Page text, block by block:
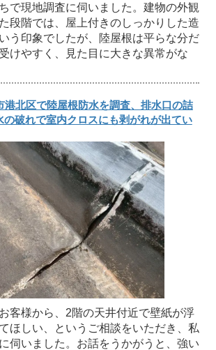
で現地調査に伺いました。建物の外観
段階では、屋上付きのしっかりした造
う印象でしたが、陸屋根は平らな分だ
けやすく、見た目に大きな異常がな
港北区で陸屋根防水を調査、排水口の詰
の破れで室内クロスにも剥がれが出てい
客様から、2階の天井付近で壁紙が浮
ほしい、というご相談をいただき、私
伺いました。お話をうかがうと、強い